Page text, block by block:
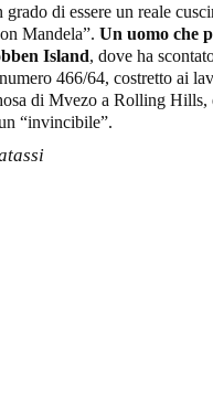
di essere un reale
Mandela”. Un uomo che
Island, dove ha
466/64, costretto ai
di Mvezo a Rolling Hills,
“invincibile”.